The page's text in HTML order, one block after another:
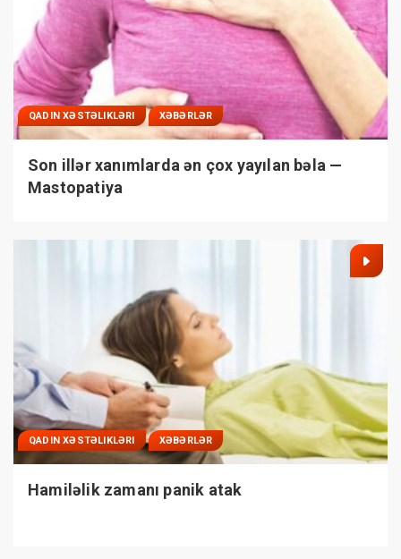
QADIN XƏSTƏLIKLƏRI XƏBƏRLƏR
Son illər xanımlarda ən çox yayılan bəla —
Mastopatiya
QADIN XƏSTƏLIKLƏRI XƏBƏRLƏR
Hamiləlik zamanı panik atak